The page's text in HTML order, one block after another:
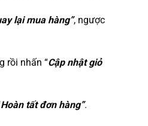
lại mua hàng”, ngược
rồi nhấn “Cập nhật giỏ
Hoàn tất đơn hàng”.